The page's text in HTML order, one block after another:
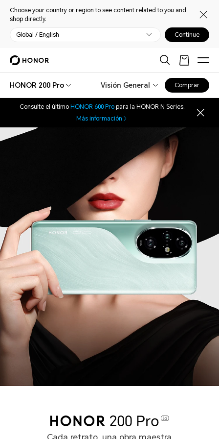
Choose your country or region to see content related to you and
shop directly.
Global / English Continue
HONOR 200 Pro Visión General Comprar
Consulte el último HONOR 600 Pro para la HONOR N Series.
Más información